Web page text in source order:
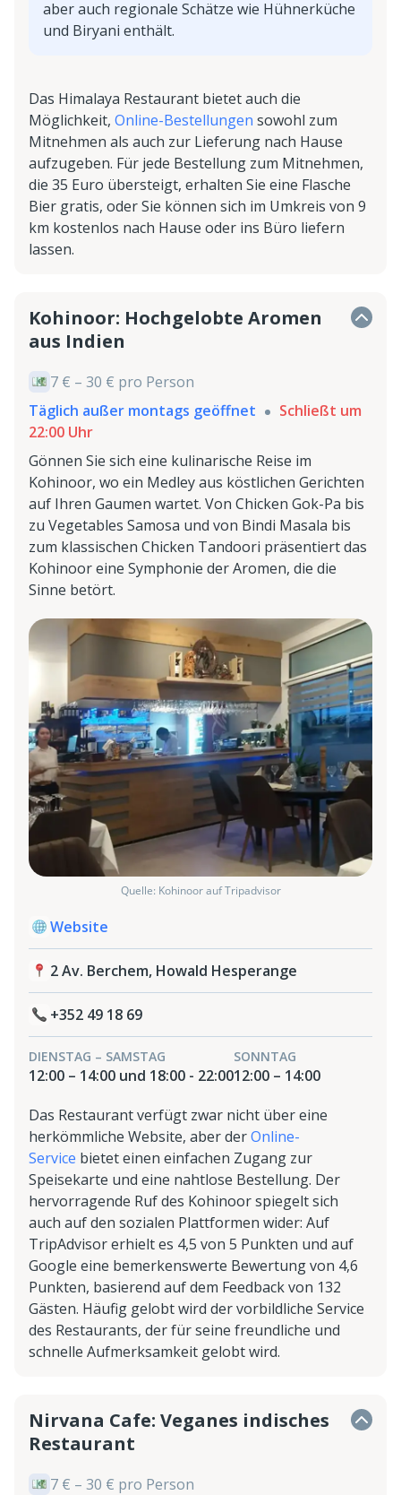
aber auch regionale Schätze wie Hühnerküche
und Biryani enthält.
Das Himalaya Restaurant bietet auch die
Möglichkeit, Online-Bestellungen sowohl zum
Mitnehmen als auch zur Lieferung nach Hause
aufzugeben. Für jede Bestellung zum Mitnehmen,
die 35 Euro übersteigt, erhalten Sie eine Flasche
Bier gratis, oder Sie können sich im Umkreis von 9
km kostenlos nach Hause oder ins Büro liefern
lassen.
Kohinoor: Hochgelobte Aromen
aus Indien
7 € – 30 € pro Person
Täglich außer montags geöffnet
Schließt um
22:00 Uhr
Gönnen Sie sich eine kulinarische Reise im
Kohinoor, wo ein Medley aus köstlichen Gerichten
auf Ihren Gaumen wartet. Von Chicken Gok-Pa bis
zu Vegetables Samosa und von Bindi Masala bis
zum klassischen Chicken Tandoori präsentiert das
Kohinoor eine Symphonie der Aromen, die die
Sinne betört.
Quelle: Kohinoor auf Tripadvisor
Website
2 Av. Berchem, Howald Hesperange
+352 49 18 69
DIENSTAG – SAMSTAG
12:00 – 14:00 und 18:00 - 22:00
SONNTAG
12:00 – 14:00
Das Restaurant verfügt zwar nicht über eine
herkömmliche Website, aber derOnline-
Service bietet einen einfachen Zugang zur
Speisekarte und eine nahtlose Bestellung. Der
hervorragende Ruf des Kohinoor spiegelt sich
auch auf den sozialen Plattformen wider: Auf
TripAdvisor erhielt es 4,5 von 5 Punkten und auf
Google eine bemerkenswerte Bewertung von 4,6
Punkten, basierend auf dem Feedback von 132
Gästen. Häufig gelobt wird der vorbildliche Service
des Restaurants, der für seine freundliche und
schnelle Aufmerksamkeit gelobt wird.
Nirvana Cafe: Veganes indisches
Restaurant
7 € – 30 € pro Person